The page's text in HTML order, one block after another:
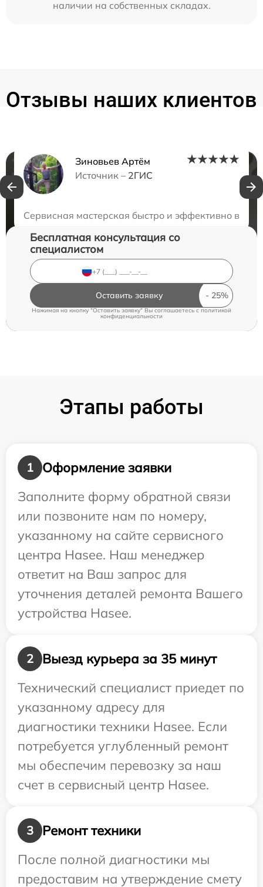
наличии на собственных складах.
Отзывы наших клиентов
Зиновьев Артём
Источник – 2ГИС
Сервисная мастерская быстро и эффективно
Нужна консультация?
Бесплатная консультация со
специалистом
Оставить заявку
Нажимая на кнопку "Оставить заявку" Вы соглашаетесь cполитикой
конфиденциальности
Этапы работы
1
Оформление заявки
Заполните форму обратной связи
или позвоните нам по номеру,
указанному на сайте сервисного
центра Hasee. Наш менеджер
ответит на Ваш запрос для
уточнения деталей ремонта Вашего
устройства Hasee.
2
Выезд курьера за 35 минут
Технический специалист приедет по
указанному адресу для
диагностики техники Hasee. Если
потребуется углубленный ремонт
мы обеспечим перевозку за наш
счет в сервисный центр Hasee.
3
Ремонт техники
После полной диагностики мы
предоставим на утверждение смету